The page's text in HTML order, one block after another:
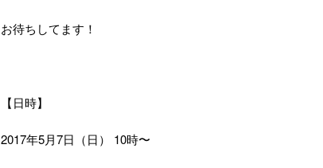
お待ちしてます！
【日時】
2017年5月7日（日） 10時〜